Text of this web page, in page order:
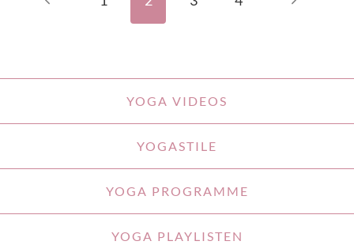
YOGA VIDEOS
YOGASTILE
YOGA PROGRAMME
YOGA PLAYLISTEN